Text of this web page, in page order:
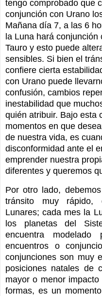
tengo comprobado que
conjunción con Urano
Mañana día 7, a las 6
la Luna hará
Tauro y esto puede
sensibles. Si bien el
confiere cierta
con Urano puede
confusión, cambios
inestabilidad que
quién atribuir. Bajo esta
momentos en que
de nuestra vida, es
disconformidad ante el
emprender nuestra
diferentes y queremos
Por otro lado,
tránsito muy rápido,
Lunares; cada mes la
los planetas del
encuentra
encuentros o
conjunciones son muy
posiciones natales de
mayor o menor
formas, es un